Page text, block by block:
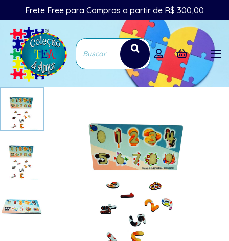
Frete Free para Compras a partir de R$ 300,00